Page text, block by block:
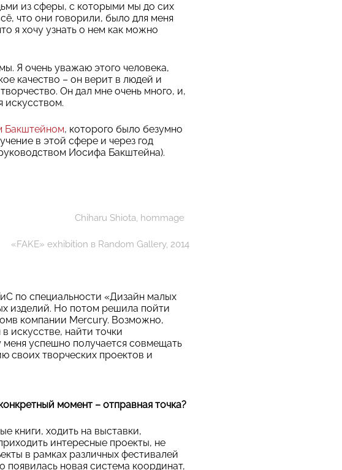
из сферы, с которыми мы до сих
что они говорили, было для меня
я хочу узнать о нем как можно
Я очень уважаю этого человека,
качество – он верит в людей и
Он дал мне очень много, и,
искусством.
Бакштейном, которого было безумно
в этой сфере и через год
Иосифа Бакштейна).
Chiharu Shiota, hommage
«FAKE» exhibition в Random Gallery, 2014
по специальности «Дизайн малых
изделий. Но потом решила пойти
компании Mercury. Возможно,
искусстве, найти точки
успешно получается совмещать
своих творческих проектов и
момент – отправная точка?
книги, ходить на выставки,
интересные проекты, не
в рамках различных фестивалей
появилась новая система координат,